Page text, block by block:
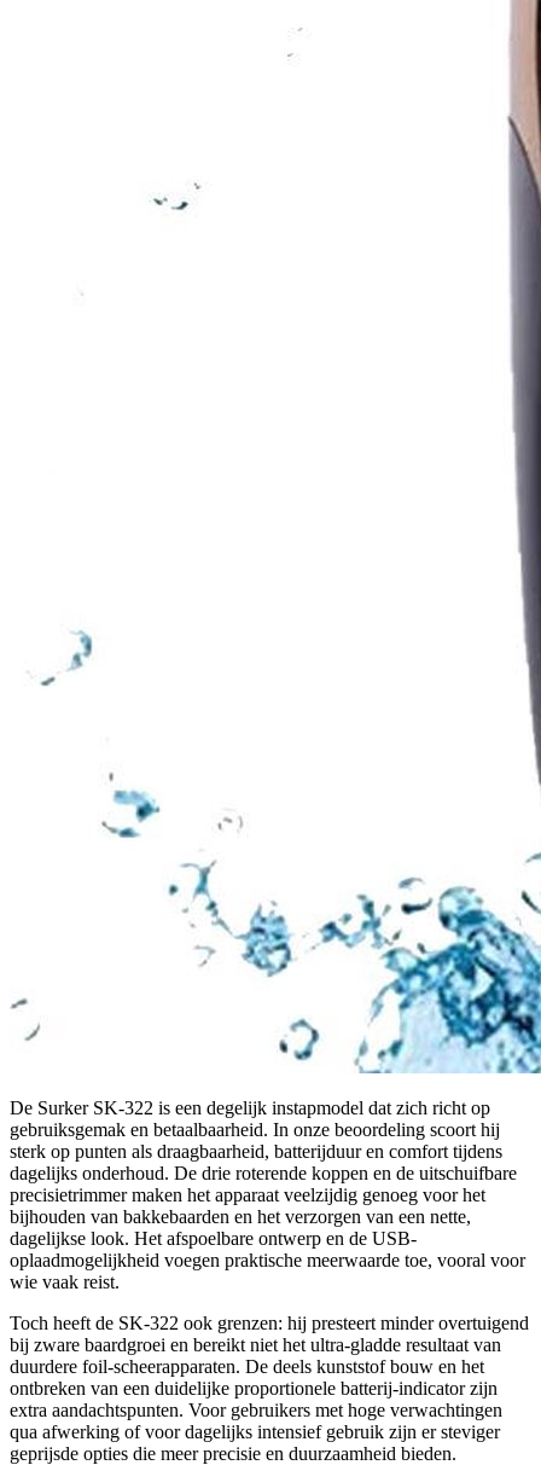
De Surker SK-322 is een degelijk instapmodel dat zich richt op
gebruiksgemak en betaalbaarheid. In onze beoordeling scoort hij
sterk op punten als draagbaarheid, batterijduur en comfort tijdens
dagelijks onderhoud. De drie roterende koppen en de uitschuifbare
precisietrimmer maken het apparaat veelzijdig genoeg voor het
bijhouden van bakkebaarden en het verzorgen van een nette,
dagelijkse look. Het afspoelbare ontwerp en de USB-
oplaadmogelijkheid voegen praktische meerwaarde toe, vooral voor
wie vaak reist.
Toch heeft de SK-322 ook grenzen: hij presteert minder overtuigend
bij zware baardgroei en bereikt niet het ultra-gladde resultaat van
duurdere foil-scheerapparaten. De deels kunststof bouw en het
ontbreken van een duidelijke proportionele batterij-indicator zijn
extra aandachtspunten. Voor gebruikers met hoge verwachtingen
qua afwerking of voor dagelijks intensief gebruik zijn er steviger
geprijsde opties die meer precisie en duurzaamheid bieden.